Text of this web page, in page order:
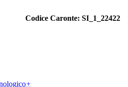
Codice Caronte: SI_1_22422
+